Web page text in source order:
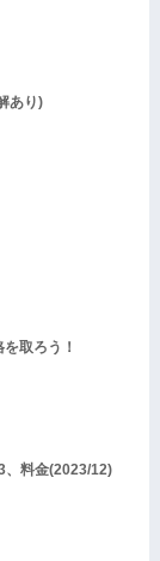
あり)
取ろう！
、料金(2023/12)